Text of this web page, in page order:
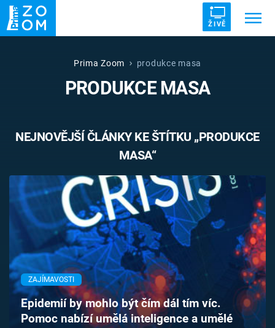
ŽIVĚ
ZRÁDCI UFO DRUHÁ SVĚTOVÁ VÁLKA
VETŘELCI DÁVNOVĚKU
Témata
Pořady
TV Program
Časopis
Sledujte prima+
Prima Zoom produkce masa
PRODUKCE MASA
NEJNOVĚJŠÍ ČLÁNKY KE ŠTÍTKU „PRODUKCE
MASA“
ZAJÍMAVOSTI
Epidemií by mohlo být čím dál tím víc.
Pomoc nabízí umělá inteligence a umělé